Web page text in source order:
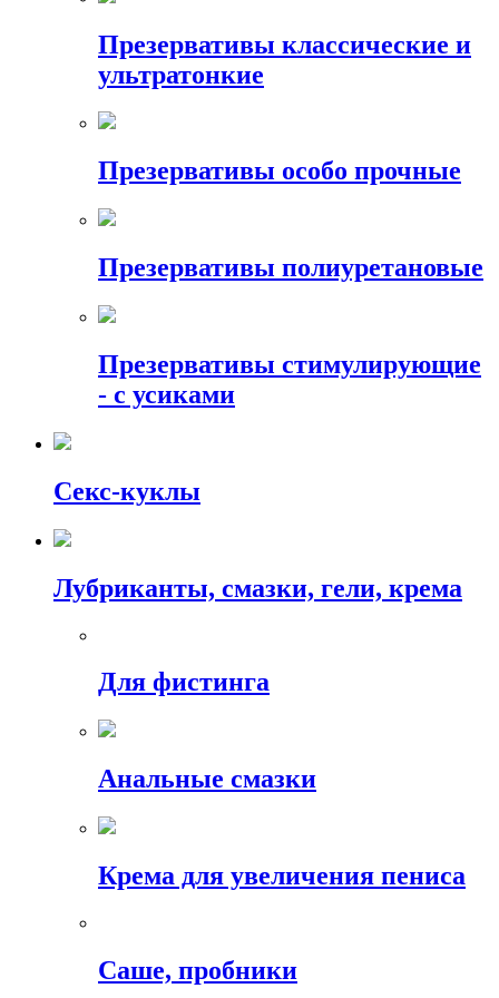
Презервативы классические и
ультратонкие
Презервативы особо прочные
Презервативы полиуретановые
Презервативы стимулирующие
- с усиками
Секс-куклы
Лубриканты, смазки, гели, крема
Для фистинга
Анальные смазки
Крема для увеличения пениса
Саше, пробники